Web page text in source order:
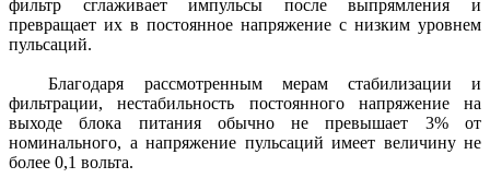
фильтр сглаживает импульсы после выпрямления и
превращает их в постоянное напряжение с низким уровнем
пульсаций.
Благодаря рассмотренным мерам стабилизации и
фильтрации, нестабильность постоянного напряжение на
выходе блока питания обычно не превышает 3% от
номинального, а напряжение пульсаций имеет величину не
более 0,1 вольта.